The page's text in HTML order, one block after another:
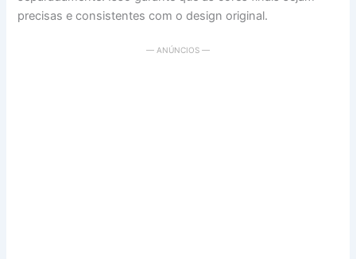
precisas e consistentes com o design original.
— ANÚNCIOS —